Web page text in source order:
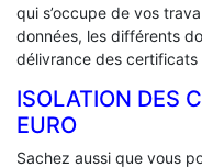
qui s’occupe de vos
données, les différents
délivrance des certificats
ISOLATION DES
EURO
Sachez aussi que vous